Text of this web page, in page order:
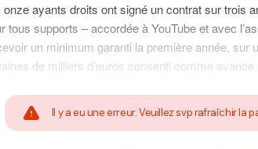
onze ayants droits ont signé un contrat sur trois
tous supports – accordée à YouTube et avec
un minimum garanti la première année, sur
de milliers d’euros consenti comme avance
Il y a eu une erreur. Veuillez svp rafraîchir la